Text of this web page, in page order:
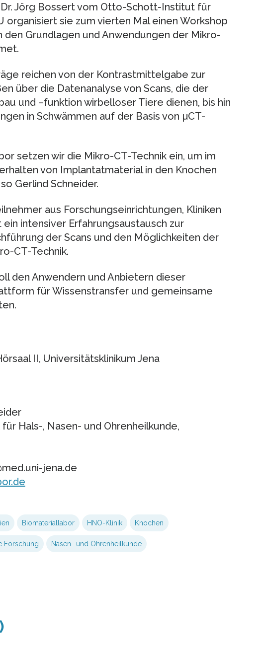
Jörg Bossert vom Otto-Schott-Institut für
organisiert sie zum vierten Mal einen Workshop
den Grundlagen und Anwendungen der Mikro-
reichen von der Kontrastmittelgabe zur
über die Datenanalyse von Scans, die der
und –funktion wirbelloser Tiere dienen, bis hin
in Schwämmen auf der Basis von µCT-
setzen wir die Mikro-CT-Technik ein, um im
von Implantatmaterial in den Knochen
Gerlind Schneider.
aus Forschungseinrichtungen, Kliniken
intensiver Erfahrungsaustausch zur
der Scans und den Möglichkeiten der
CT-Technik.
den Anwendern und Anbietern dieser
für Wissenstransfer und gemeinsame
II, Universitätsklinikum Jena
Hals-, Nasen- und Ohrenheilkunde,
jena.de
Biomateriallabor HNO-Klinik Knochen
Forschung Nasen- und Ohrenheilkunde